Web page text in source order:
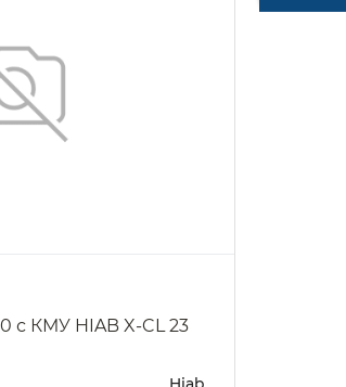
с КМУ HIAB X-CL 23